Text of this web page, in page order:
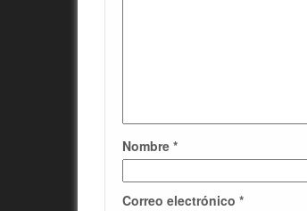
Nombre *
Correo electrónico *